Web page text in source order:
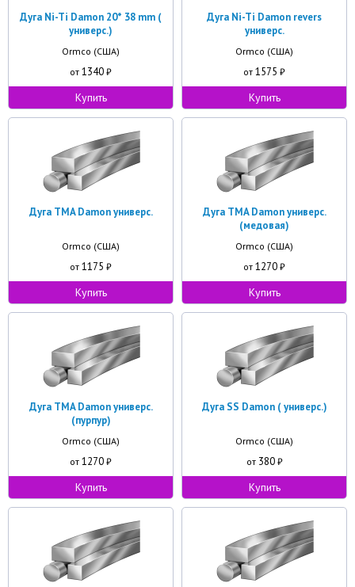
Дуга Ni-Ti Damon 20* 38 mm (
универс.)
Ormco (США)
от 1340 ₽
Купить
Дуга Ni-Ti Damon revers
универс.
Ormco (США)
от 1575 ₽
Купить
Дуга TMA Damon универс.
Ormco (США)
от 1175 ₽
Купить
Дуга TMA Damon универс.
(медовая)
Ormco (США)
от 1270 ₽
Купить
Дуга TMA Damon универс.
(пурпур)
Ormco (США)
от 1270 ₽
Купить
Дуга SS Damon ( универс.)
Ormco (США)
от 380₽
Купить